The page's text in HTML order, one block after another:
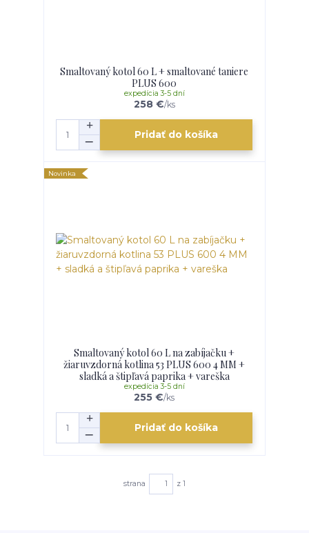
Smaltovaný kotol 60 L + smaltované taniere
PLUS 600
258 €/ks
expedícia 3-5 dní
Pridať do košíka
Novinka
Smaltovaný kotol 60 L na zabíjačku +
žiaruvzdorná kotlina 53 PLUS 600 4 MM +
sladká a štipľavá paprika + vareška
255 €/ks
expedícia 3-5 dní
Pridať do košíka
strana z 1